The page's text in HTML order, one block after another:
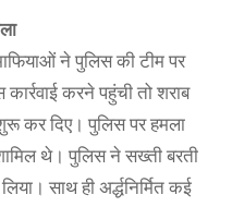
ने पुलिस की टीम पर
करने पहुंची तो शराब
कर दिए। पुलिस पर हमला
थे। पुलिस ने सख्ती बरती
साथ ही अर्द्धनिर्मित कई